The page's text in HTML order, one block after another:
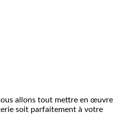
allons tout mettre en œuvre
soit parfaitement à votre